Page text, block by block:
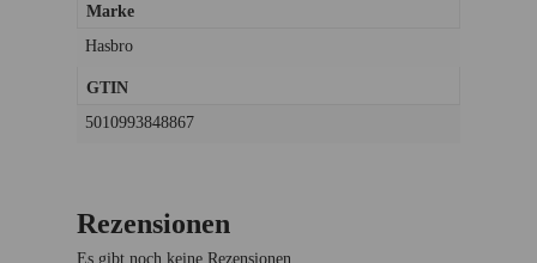
Marke
Hasbro
GTIN
5010993848867
Rezensionen
Es gibt noch keine Rezensionen.